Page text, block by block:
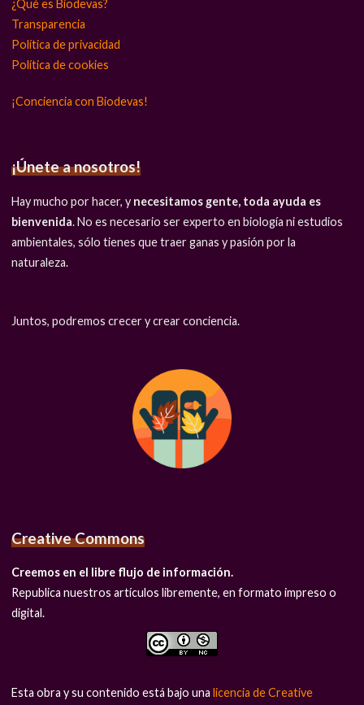
¿Qué es Biodevas?
Transparencia
Política de privacidad
Política de cookies
¡Conciencia con Biodevas!
¡Únete a nosotros!
Hay mucho por hacer, y necesitamos gente, toda ayuda es
bienvenida. No es necesario ser experto en biología ni estudios
ambientales, sólo tienes que traer ganas y pasión por la
naturaleza.
Juntos, podremos crecer y crear conciencia.
Creative Commons
Creemos en el libre flujo de información.
Republica nuestros artículos libremente, en formato impreso o
digital.
Esta obra y su contenido está bajo unalicencia de Creative